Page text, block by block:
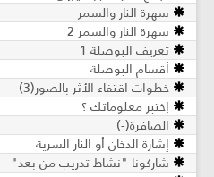
سهرة النار والسمر
سهرة النار والسمر 2
تعريف البوصلة 1
أقسام البوصلة
خطوات اقتفاء الأثر بالصور(3)
إختبر معلوماتك ؟
الصافرة(-)
إشارة الدخان أو النار السرية
شاركونا "نشاط تدريب من بعد"